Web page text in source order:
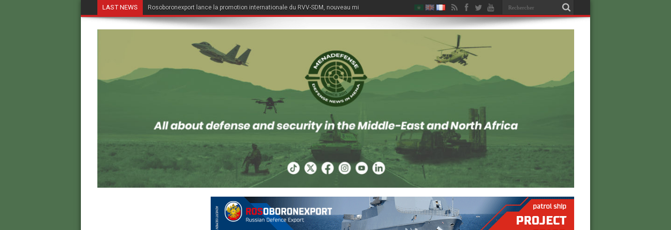
LAST NEWS Rosoboronexport lance la promotion internationale du RVV-SDM, nouveau missile air-air du Su-57E